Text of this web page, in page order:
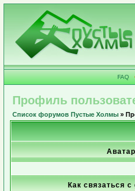
FAQ
Профиль
Список форумов Пустые Холмы »
Как связаться